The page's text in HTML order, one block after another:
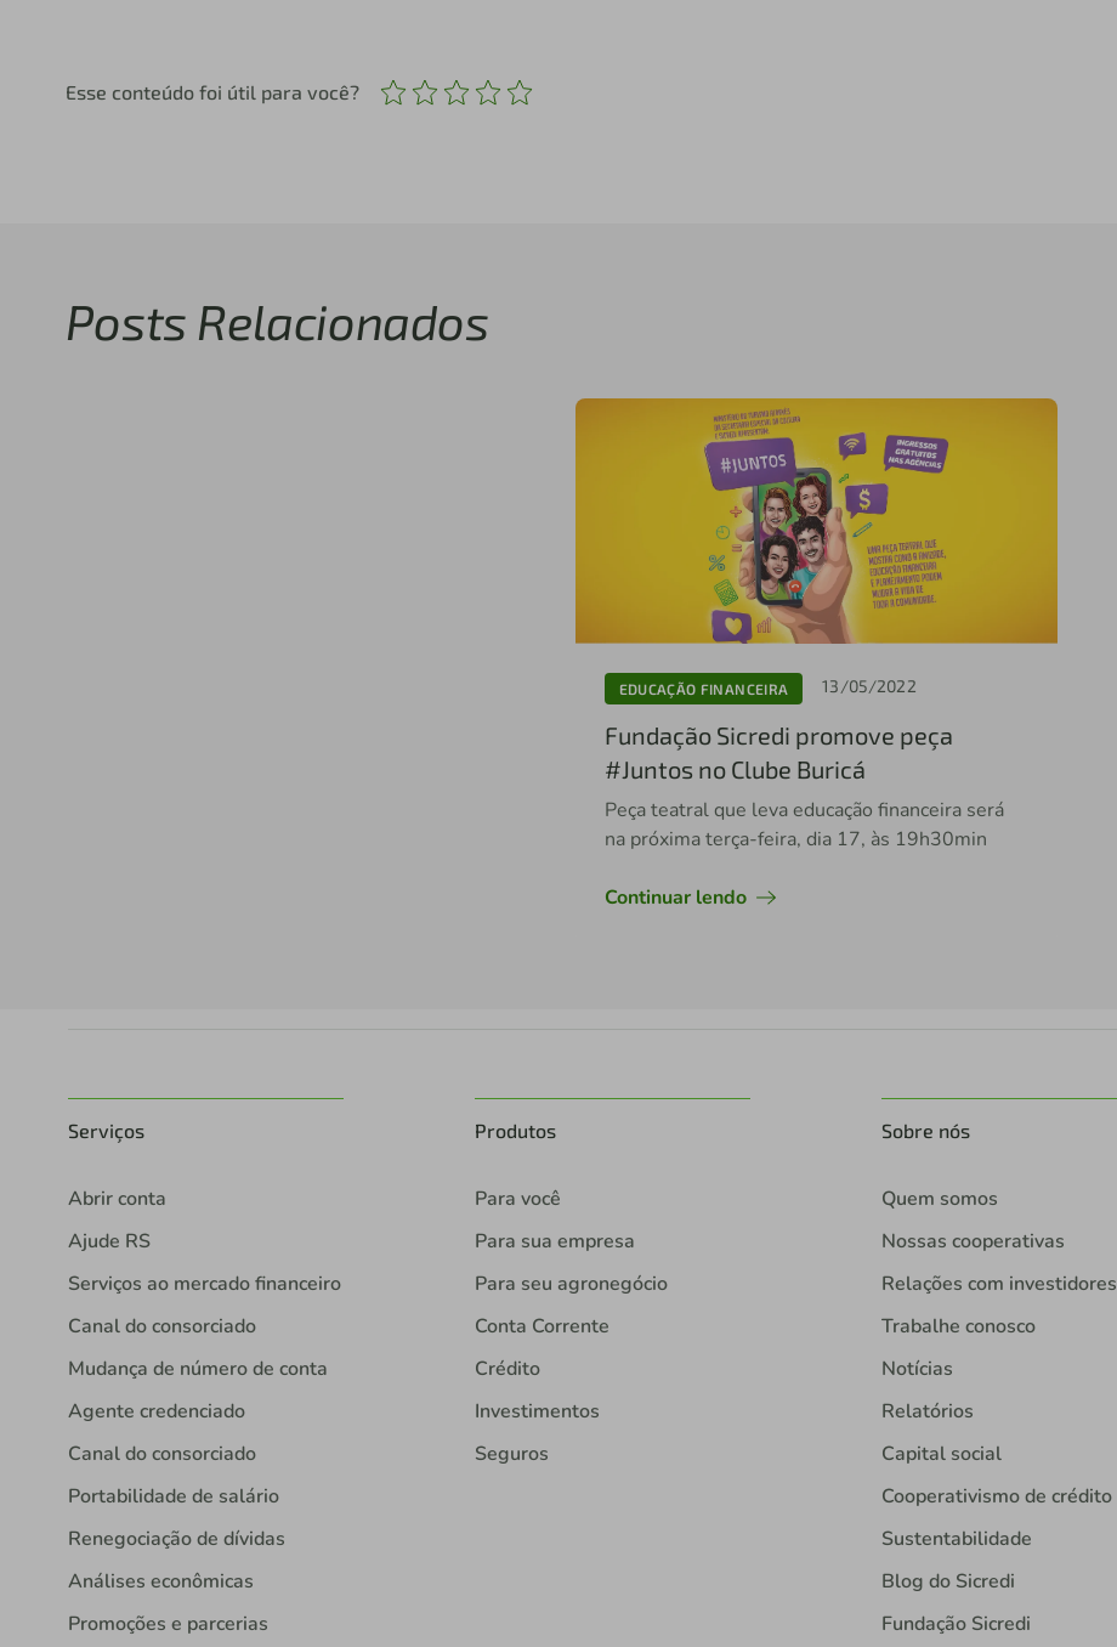
Esse conteúdo foi útil para você?
Posts Relacionados
EDUCAÇÃO FINANCEIRA 13/05/2022
Fundação Sicredi promove peça
#Juntos no Clube Buricá
Peça teatral que leva educação financeira será
na próxima terça-feira, dia 17, às 19h30min
Continuar lendo
Serviços
Abrir conta
Ajude RS
Serviços ao mercado financeiro
Canal do consorciado
Mudança de número de conta
Agente credenciado
Canal do consorciado
Portabilidade de salário
Renegociação de dívidas
Análises econômicas
Promoções e parcerias
Produtos
Para você
Para sua empresa
Para seu agronegócio
Conta Corrente
Crédito
Investimentos
Seguros
Sobre nós
Quem somos
Nossas cooperativas
Relações com investidores
Trabalhe conosco
Notícias
Relatórios
Capital social
Cooperativismo de crédito
Sustentabilidade
Blog do Sicredi
Fundação Sicredi